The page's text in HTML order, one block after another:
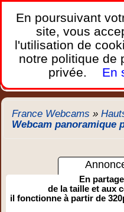
France
Les webcams sur
Home Bretagne Corse
Trafic Chercher
France Webcams »
Webcam panoramique
En
de la taille et aux
il fonctionne à partir de
En poursuivant
site, vous
l'utilisation de
notre politique de
privée.
En